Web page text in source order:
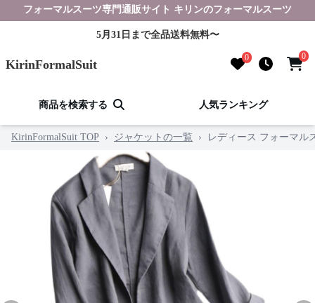
フォーマルスーツ専門通販サイト キリンのフォーマルスーツ
5月31日まで全品送料無料〜
KirinFormalSuit 0 0
商品を検索する 人気ランキング
KirinFormalSuit TOP › ジャケットの一覧 › レディース フォーマル